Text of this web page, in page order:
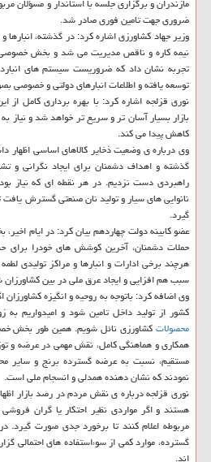
ضروری جهت تامین فوری صادر شد.
وزیر جهاد کشاورزی اشاره کرد: در گذشته، انبارها
نیمه کاره و ناقص مدیریت می شد و بخش خصوصی
تجربه نشان داد که ضروریست سیستم های
توسعه یافته و اطلاعات انبارهای دولتی و خصوصی
نوری قزلجه اشاره کرد: با بهره برداری کامل از
بازار بسیار آسان تر و سریع تر خواهد شد و نیاز
کاهش پیدا می کند.
گذشته و اهداف دشمنان برای ایجاد نگرانی و
راهبردی دست نزدیم. در هر نقطه ای که نیاز
نانوایی های سیار و تولید نان صنعتی گسترش
گیرد.
عضو کابینه دولت چهاردهم بیان کرد: در ایام
حملات دشمنان، آخرین کوشش های خودرا برای
هرچند برخی ادارات و انبارها و مراکز تولیدی
سبب هم افزایی و ایجاد عرق ملی در بین
کشور از تولید داخل تامین شود و امیدواریم به زودی به
محصولاتکشاورزی نائل شویم. همین طور بخش
همکاری و هماهنگی کامل، نقش مهمی در عرضه و
مستقیم، نسبت به عرضه گسترده برنج و سایر
نمودند که نشان دهنده همدلی و انسجام ملی است.
نوری قزلجه درباره ی نقش مردم در رصد بازار
هستند و اگر مواردی نظیر احتکار یا گران
گسترده، موارد کمی از سوءاستفاده های